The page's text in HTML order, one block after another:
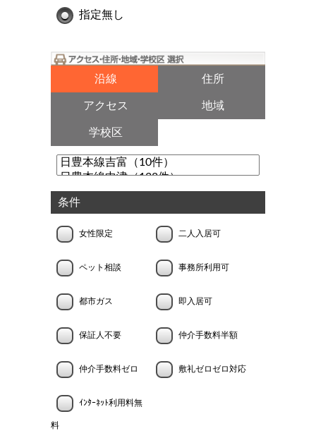
指定無し
沿線 住所
アクセス 地域
学校区
条件
女性限定 二人入居可
ペット相談 事務所利用可
都市ガス 即入居可
保証人不要 仲介手数料半額
仲介手数料ゼロ 敷礼ゼロゼロ対応
ｲﾝﾀｰﾈｯﾄ利用料無
料